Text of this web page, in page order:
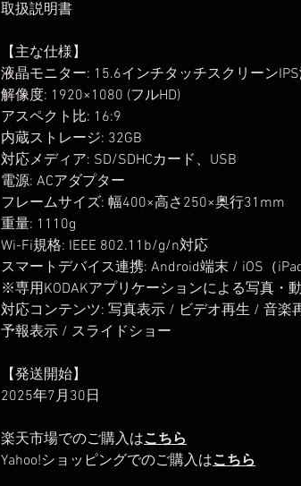
取扱説明書
【主な仕様】
液晶モニター: 15.6インチタッチスクリーン
解像度: 1920×1080 (フルHD)
アスペクト比: 16:9
内蔵ストレージ: 32GB
対応メディア: SD/SDHCカード、USB
電源: ACアダプター
フレームサイズ: 幅400×高さ250×奥行31mm
重量: 1110g
Wi-Fi規格: IEEE 802.11b/g/n対応
スマートデバイス連携: Android端末 / iOS（
※専用KODAKアプリケーションによる写真・
対応コンテンツ: 写真表示 / ビデオ再生 / 音楽
予報表示 / スライドショー
【発送開始】
2025年7月30日
楽天市場でのご購入はこちら
Yahoo!ショッピングでのご購入はこちら